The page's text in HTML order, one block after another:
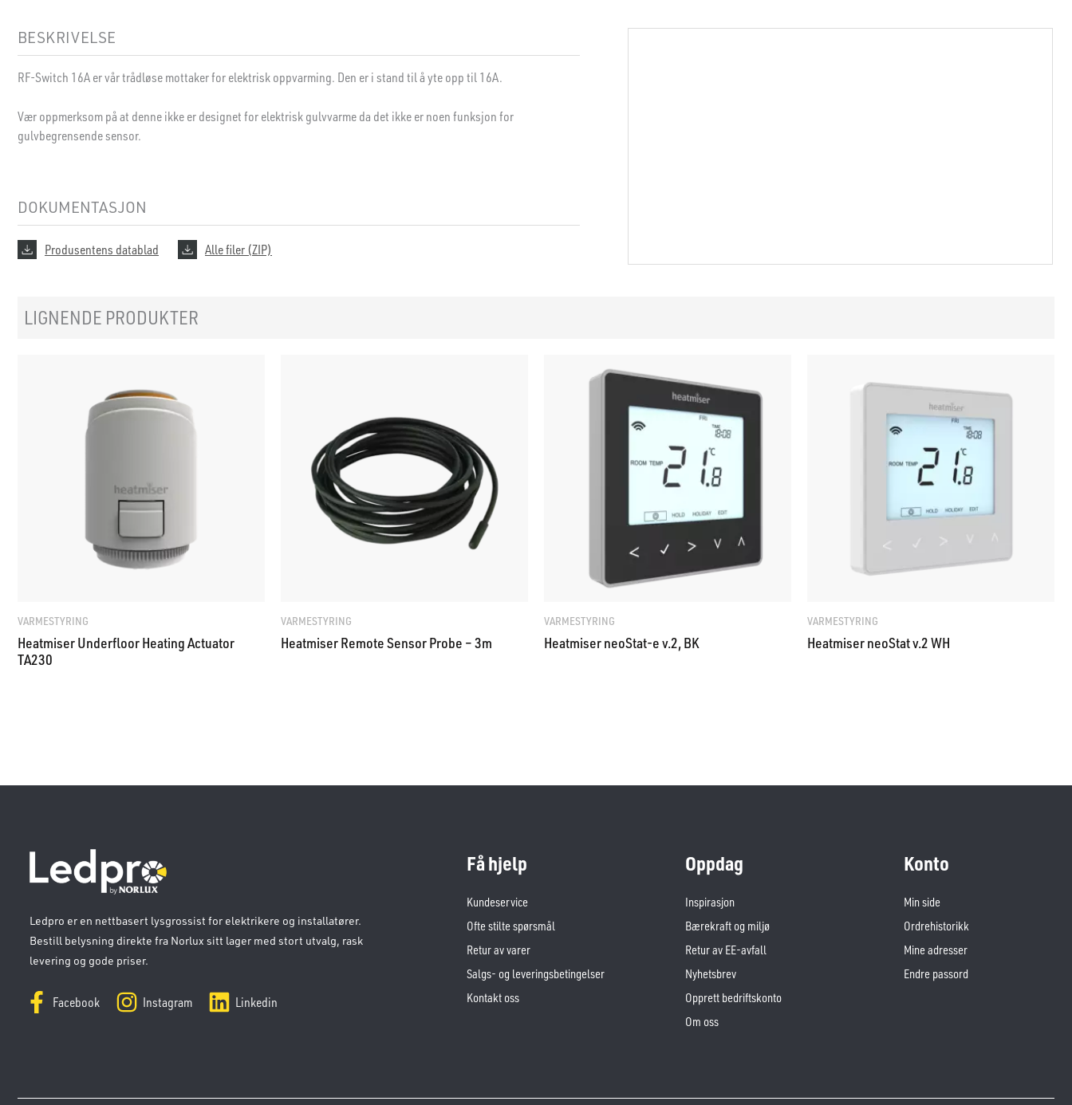
BESKRIVELSE
RF-Switch 16A er vår trådløse mottaker for elektrisk oppvarming. Den er i stand til å yte opp til 16A.
Vær oppmerksom på at denne ikke er designet for elektrisk gulvvarme da det ikke er noen funksjon for
gulvbegrensende sensor.
DOKUMENTASJON
Produsentens datablad Alle filer (ZIP)
LIGNENDE PRODUKTER
VARMESTYRING
Heatmiser Underfloor Heating Actuator
TA230
VARMESTYRING
Heatmiser Remote Sensor Probe – 3m
VARMESTYRING
Heatmiser neoStat-e v.2, BK
VARMESTYRING
Heatmiser neoStat v.2 WH
Ledpro er en nettbasert lysgrossist for elektrikere og installatører.
Bestill belysning direkte fra Norlux sitt lager med stort utvalg, rask
levering og gode priser.
Facebook Instagram Linkedin
Få hjelp
Kundeservice
Ofte stilte spørsmål
Retur av varer
Salgs- og leveringsbetingelser
Kontakt oss
Oppdag
Inspirasjon
Bærekraft og miljø
Retur av EE-avfall
Nyhetsbrev
Opprett bedriftskonto
Om oss
Konto
Min side
Ordrehistorikk
Mine adresser
Endre passord